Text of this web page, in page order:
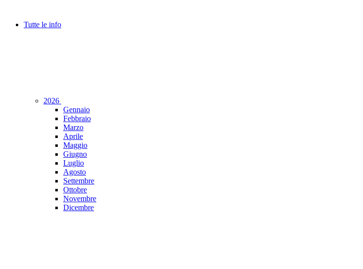
Tutte le info
2026
Gennaio
Febbraio
Marzo
Aprile
Maggio
Giugno
Luglio
Agosto
Settembre
Ottobre
Novembre
Dicembre